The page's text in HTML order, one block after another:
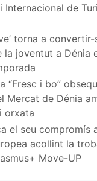
Internacional de
torna a convertir-
la joventut a Dénia
“Fresc i bo”
Mercat de Dénia
orxata
el seu compromís
acollint la
Move-UP